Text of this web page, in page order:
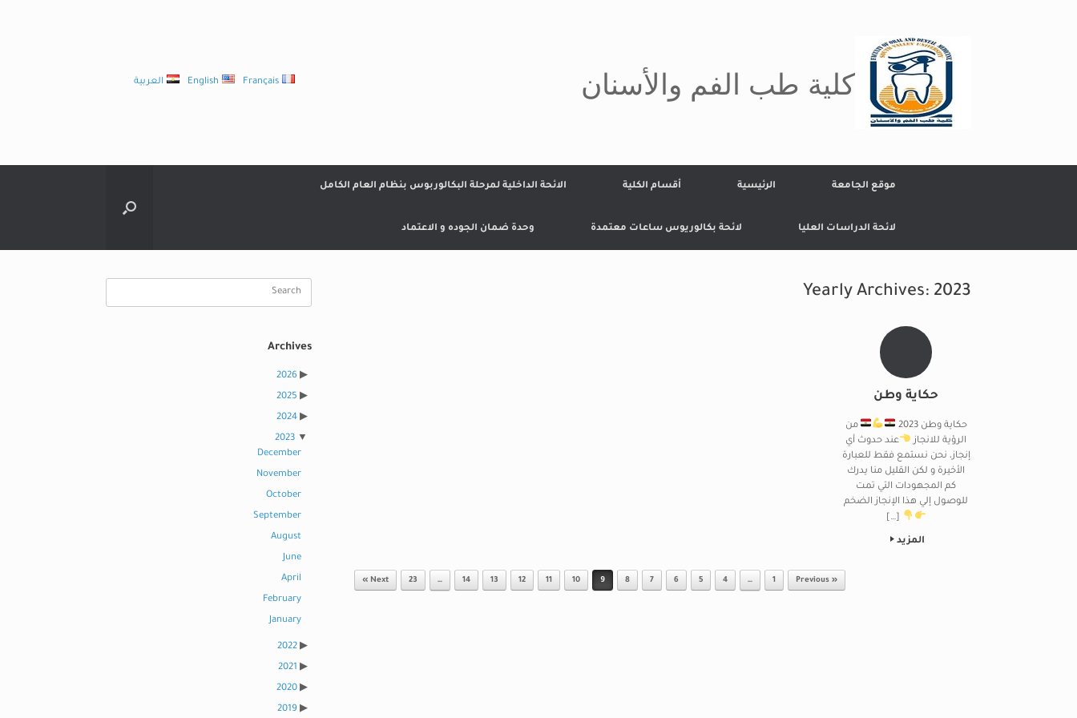
كلية طب الفم والأسنان العربية English Français
موقع الجامعة الرئيسية أقسام الكلية الائحة الداخلية لمرحلة البكالوربوس بنظام العام الكامل
لائحة الدراسات العليا لائحة بكالوريوس ساعات معتمدة وحدة ضمان الجوده و الاعتماد
Yearly Archives: 2023
حكاية وطن
حكاية وطن 2023
من
الرؤية للانجاز
عند حدوث أي
إنجاز، نحن نستمع فقط للعبارة
الأخيرة و لكن القليل منا يدرك
كم المجهودات التي تمت
للوصول إلي هذا الإنجاز الضخم
[…]
المزيد
« Previous
1
…
4
5
6
7
8
9
10
11
12
13
14
…
23
Next »
Search
Archives
2026
2025
2024
2023
December
November
October
September
August
June
April
February
January
2022
2021
2020
2019